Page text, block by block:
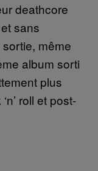
deathcore
sans
même
album sorti
plus
roll et post-